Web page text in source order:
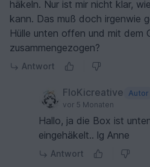
häkeln. Nur ist mir nicht klar,
kann. Das muß doch irgenwie
Hülle unten offen und mit dem
zusammengezogen?
Antwort
FloKicreative Autor
vor 5 Monaten
Hallo, ja die Box ist
eingehäkelt.. lg Anne
Antwort